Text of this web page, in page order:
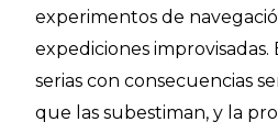
experimentos de
expediciones improvisadas.
serias con consecuencias
que las subestiman, y la